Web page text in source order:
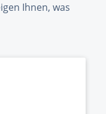
Ihnen, was